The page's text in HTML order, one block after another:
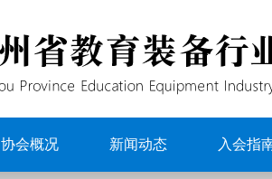
协会概况 新闻动态 入会指